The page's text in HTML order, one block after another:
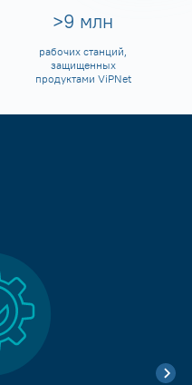
>10 млн
рабочих станций,
защищенных
продуктами ViPNet